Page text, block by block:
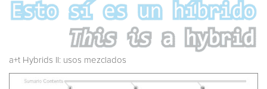
a+t Hybrids II: usos mezclados